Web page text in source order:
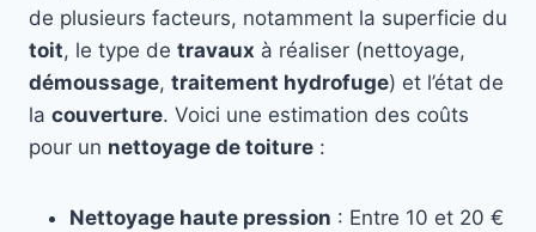
de plusieurs facteurs, notamment la superficie du
toit, le type de travaux à réaliser (nettoyage,
démoussage, traitement hydrofuge) et l’état de
la couverture. Voici une estimation des coûts
pour un nettoyage de toiture :
Nettoyage haute pression : Entre 10 et 20 €